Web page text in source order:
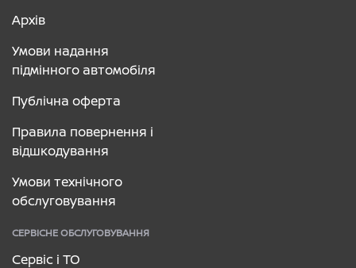
Архів
Умови надання
підмінного автомобіля
Публічна оферта
Правила повернення і
відшкодування
Умови технічного
обслуговування
СЕРВІСНЕ ОБСЛУГОВУВАННЯ
Сервіс і ТО